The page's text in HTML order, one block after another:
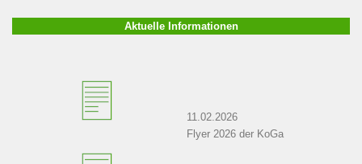
Aktuelle Informationen
11.02.2026
Flyer 2026 der KoGa